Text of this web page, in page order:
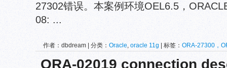
27302错误。本案例环境OEL6.5，
08: ...
作者：dbdream | 分类： Oracle, oracle 11g | 标签： ORA-27300，
ORA-02019 connection